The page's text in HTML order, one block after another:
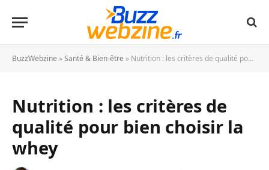
BuzzWebzine »Santé & Bien-être » Nutrition : les critères de qualité pour bien choisir la whey
Nutrition : les critères de
qualité pour bien choisir la
whey